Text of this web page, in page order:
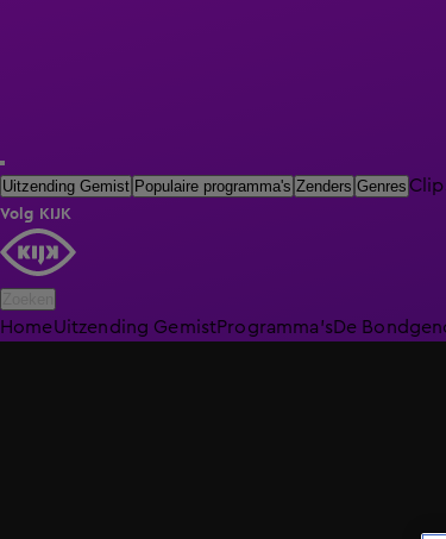
Uitzending Gemist Populaire programma's Zenders Genres
Volg KIJK
HomeUitzending GemistProgramma'sDe